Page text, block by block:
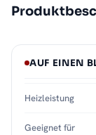
AUF EINEN
Heizleistung
Geeignet für